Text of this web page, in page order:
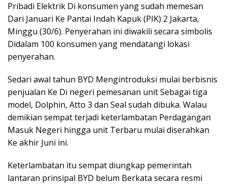
Pribadi Elektrik Di konsumen yang sudah memesan
Dari Januari Ke Pantai Indah Kapuk (PIK) 2 Jakarta,
Minggu (30/6). Penyerahan ini diwakili secara simbolis
Didalam 100 konsumen yang mendatangi lokasi
penyerahan.
Sedari awal tahun BYD Mengintroduksi mulai berbisnis
penjualan Ke Di negeri pemesanan unit Sebagai tiga
model, Dolphin, Atto 3 dan Seal sudah dibuka. Walau
demikian sempat terjadi keterlambatan Perdagangan
Masuk Negeri hingga unit Terbaru mulai diserahkan
Ke akhir Juni ini.
Keterlambatan itu sempat diungkap pemerintah
lantaran prinsipal BYD belum Berkata secara resmi